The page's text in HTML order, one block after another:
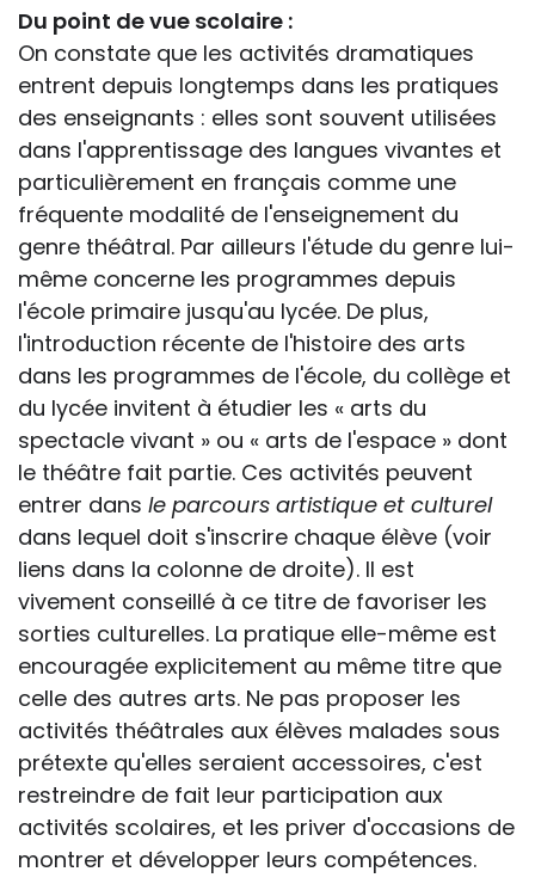
Du point de vue scolaire :
On constate que les activités dramatiques
entrent depuis longtemps dans les pratiques
des enseignants : elles sont souvent utilisées
dans l'apprentissage des langues vivantes et
particulièrement en français comme une
fréquente modalité de l'enseignement du
genre théâtral. Par ailleurs l'étude du genre lui-
même concerne les programmes depuis
l'école primaire jusqu'au lycée. De plus,
l'introduction récente de l'histoire des arts
dans les programmes de l'école, du collège et
du lycée invitent à étudier les « arts du
spectacle vivant » ou « arts de l'espace » dont
le théâtre fait partie. Ces activités peuvent
entrer dans le parcours artistique et culturel
dans lequel doit s'inscrire chaque élève (voir
liens dans la colonne de droite). Il est
vivement conseillé à ce titre de favoriser les
sorties culturelles. La pratique elle-même est
encouragée explicitement au même titre que
celle des autres arts. Ne pas proposer les
activités théâtrales aux élèves malades sous
prétexte qu'elles seraient accessoires, c'est
restreindre de fait leur participation aux
activités scolaires, et les priver d'occasions de
montrer et développer leurs compétences.